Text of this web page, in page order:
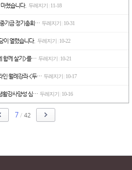
쳤습니다. 두레지기 11-18
기금 정기총회… 두레지기 10-31
이 열렸습니다. 두레지기 10-22
함께 살기>를… 두레지기 10-21
인 월례강좌 <두… 두레지기 10-17
활강사양성 심… 두레지기 10-16
7 / 42